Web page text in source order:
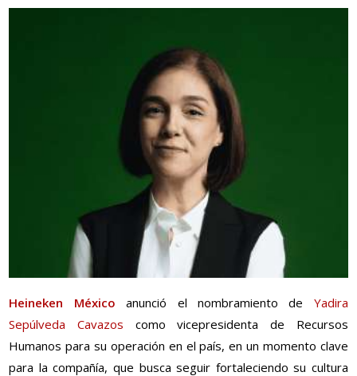
Heineken México anunció el nombramiento de Yadira
Sepúlveda Cavazos como vicepresidenta de Recursos
Humanos para su operación en el país, en un momento clave
para la compañía, que busca seguir fortaleciendo su cultura